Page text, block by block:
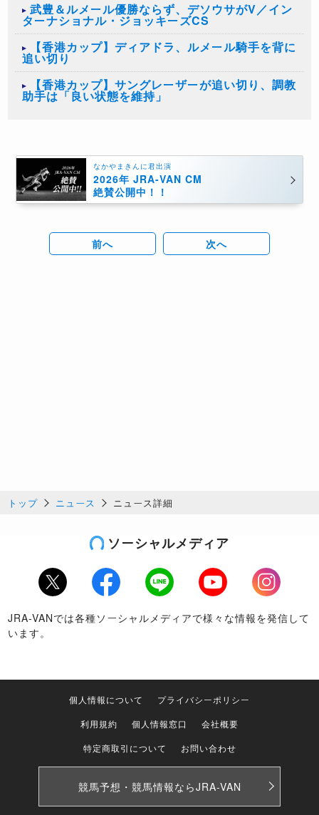
武豊＆ルメール優勝ならず、デソウサがV／イン
ターナショナル・ジョッキーズCS
【香港カップ】ディアドラ、ルメール騎手を背に
追い切り
【香港カップ】サングレーザーが追い切り、調教
助手は「良い状態を維持」
なかやまきんに君出演
2026年 JRA-VAN CM
絶賛公開中！！
前へ 次へ
トップ ニュース ニュース詳細
ソーシャルメディア
Twitter Facebook LINE Youtube
Instagram
JRA-VANでは各種ソーシャルメディアで様々な情報を発信して
います。
個人情報について
プライバシーポリシー
利用規約
個人情報窓口
会社概要
特定商取引について
お問い合わせ
競馬予想・競馬情報ならJRA-VAN